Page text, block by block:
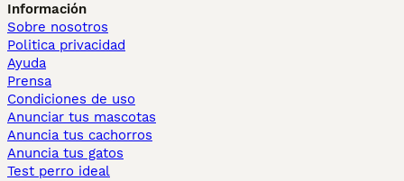
Información
Sobre nosotros
Politica privacidad
Ayuda
Prensa
Condiciones de uso
Anunciar tus mascotas
Anuncia tus cachorros
Anuncia tus gatos
Test perro ideal